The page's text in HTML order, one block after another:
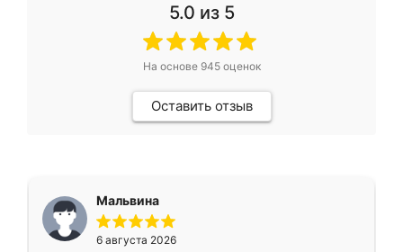
5.0 из 5
На основе 945оценок
Оставить отзыв
Мальвина
6 августа 2026